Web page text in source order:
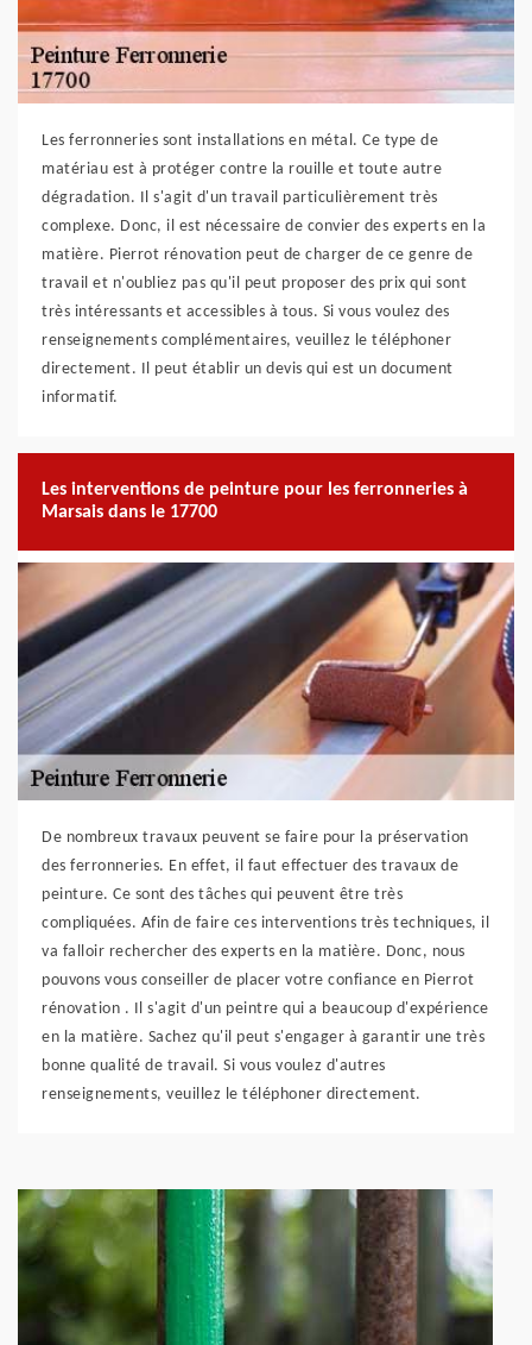
Les ferronneries sont installations en métal. Ce type de
matériau est à protéger contre la rouille et toute autre
dégradation. Il s'agit d'un travail particulièrement très
complexe. Donc, il est nécessaire de convier des experts en la
matière. Pierrot rénovation peut de charger de ce genre de
travail et n'oubliez pas qu'il peut proposer des prix qui sont
très intéressants et accessibles à tous. Si vous voulez des
renseignements complémentaires, veuillez le téléphoner
directement. Il peut établir un devis qui est un document
informatif.
Les interventions de peinture pour les ferronneries à
Marsais dans le 17700
De nombreux travaux peuvent se faire pour la préservation
des ferronneries. En effet, il faut effectuer des travaux de
peinture. Ce sont des tâches qui peuvent être très
compliquées. Afin de faire ces interventions très techniques, il
va falloir rechercher des experts en la matière. Donc, nous
pouvons vous conseiller de placer votre confiance en Pierrot
rénovation . Il s'agit d'un peintre qui a beaucoup d'expérience
en la matière. Sachez qu'il peut s'engager à garantir une très
bonne qualité de travail. Si vous voulez d'autres
renseignements, veuillez le téléphoner directement.